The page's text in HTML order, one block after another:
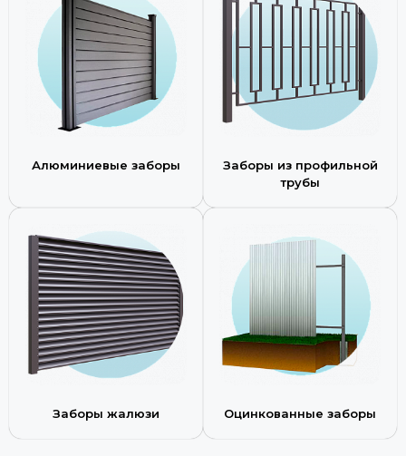
Алюминиевые заборы
Заборы из профильной
трубы
Заборы жалюзи Оцинкованные заборы